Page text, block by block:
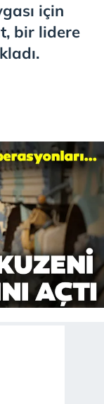
için
bir lidere